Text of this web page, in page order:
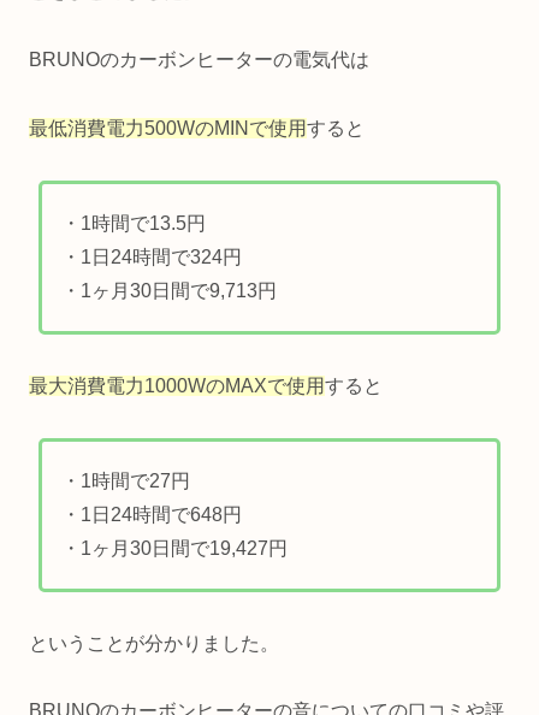
BRUNOのカーボンヒーターの電気代は
最低消費電力500WのMINで使用すると
・1時間で13.5円
・1日24時間で324円
・1ヶ月30日間で9,713円
最大消費電力1000WのMAXで使用すると
・1時間で27円
・1日24時間で648円
・1ヶ月30日間で19,427円
ということが分かりました。